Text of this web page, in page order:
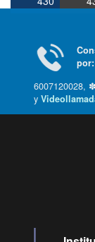
por:
6007120028,
y